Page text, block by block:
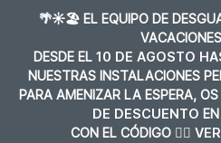
🌴☀️🏖️ EL EQUIPO DE
DESDE EL 10 DE AGOSTO
NUESTRAS INSTALACIONES
PARA AMENIZAR LA ESPERA,
DE DESCUENTO
CON EL CÓDIGO 👉🏼